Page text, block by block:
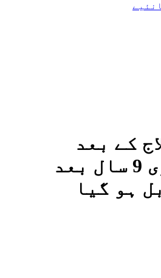
کے بعد
لبنانی شہری 9 سال بعد
ہو گیا